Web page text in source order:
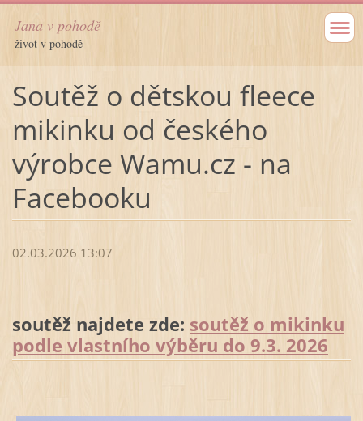
Jana v pohodě
život v pohodě
Soutěž o dětskou fleece
mikinku od českého
výrobce Wamu.cz - na
Facebooku
02.03.2026 13:07
soutěž najdete zde: soutěž o mikinku
podle vlastního výběru do 9.3. 2026